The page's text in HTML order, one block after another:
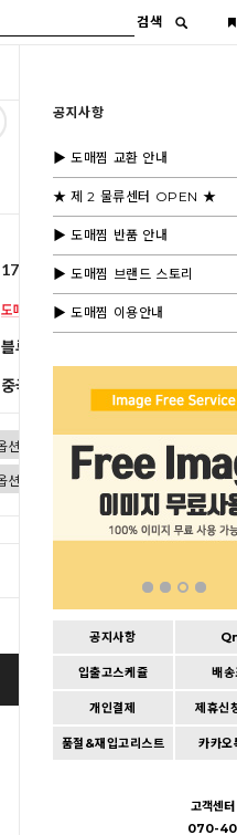
검색
공지사항
▶ 도매찜 교환 안내
★ 제 2 물류센터 OPEN ★
▶ 도매찜 반품 안내
▶ 도매찜 브랜드 스토리
▶ 도매찜 이용안내
공지사항
입출고스케쥴 배
개인결제 제휴신
품절&재입고리스트 카카오
고객센
070-
17,000원 (부가세별도)
블루모드 제휴사
중국
BUY IT NOW
Cart | Wishlist